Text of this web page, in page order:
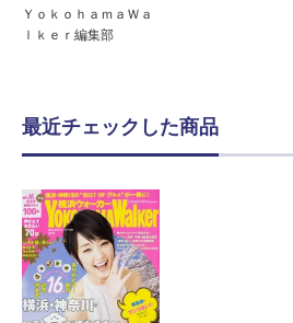
ＹｏｋｏｈａｍａＷａ
ｌｋｅｒ編集部
最近チェックした商品